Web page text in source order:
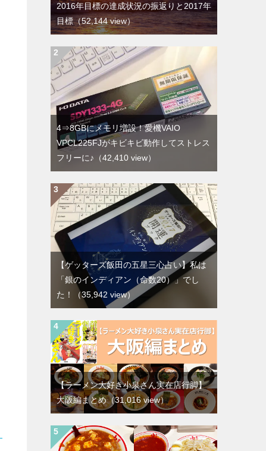
2016年目標の達成状況の振返りと2017年
目標（52,144 view）
4⇒8GBにメモリ増設！愛機VAIO
VPCL225FJがキビキビ動作してストレス
フリーに♪ （42,410 view）
【ゲッターズ飯田の五星三心占い】私は
「銀のインディアン（命数20）」でし
た！
（35,942 view）
【ラーメン大好き小泉さん実在店行脚】
大阪編まとめ（31,016 view）